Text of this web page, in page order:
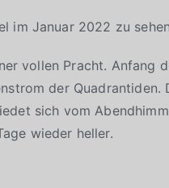
im Januar 2022 zu
vollen Pracht. Anfang
der Quadrantiden.
sich vom
wieder heller.